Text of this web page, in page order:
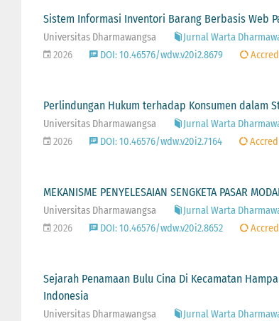
Sistem Informasi Inventori Barang Berbasis Web
Universitas Dharmawangsa
Jurnal Warta
2026
DOI: 10.46576/wdw.v20i2.8679
Perlindungan Hukum terhadap Konsumen dalam
Universitas Dharmawangsa
Jurnal Warta
2026
DOI: 10.46576/wdw.v20i2.7164
MEKANISME PENYELESAIAN SENGKETA PASAR
Universitas Dharmawangsa
Jurnal Warta
2026
DOI: 10.46576/wdw.v20i2.8652
Sejarah Penamaan Bulu Cina Di Kecamatan
Indonesia
Universitas Dharmawangsa
Jurnal Warta